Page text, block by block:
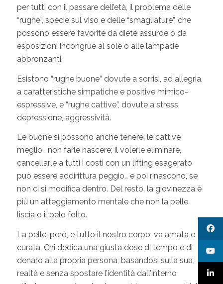
per tutti con il passare dell’età, il problema delle
“rughe”, specie sul viso e delle “smagliature”, che
possono essere favorite da diete assurde o da
esposizioni incongrue al sole o alle lampade
abbronzanti.
Esistono “rughe buone” dovute a sorrisi, ad allegria,
a caratteristiche simpatiche e positive mimico-
espressive, e “rughe cattive”, dovute a stress,
depressione, aggressività.
Le buone si possono anche tenere; le cattive
meglio… non farle nascere; il volerle eliminare,
cancellarle a tutti i costi con un lifting esagerato
può essere addirittura peggio… e poi rinascono, se
non ci si modifica dentro. Del resto, la giovinezza è
più un atteggiamento mentale che non la pelle
liscia o il pelo folto.
La pelle, però, e tutto il nostro corpo, va amata e
curata. Chi dedica una giusta dose di tempo e di
denaro alla propria persona, basandosi sulla sua
realtà e senza spostare l’identità dall’interno